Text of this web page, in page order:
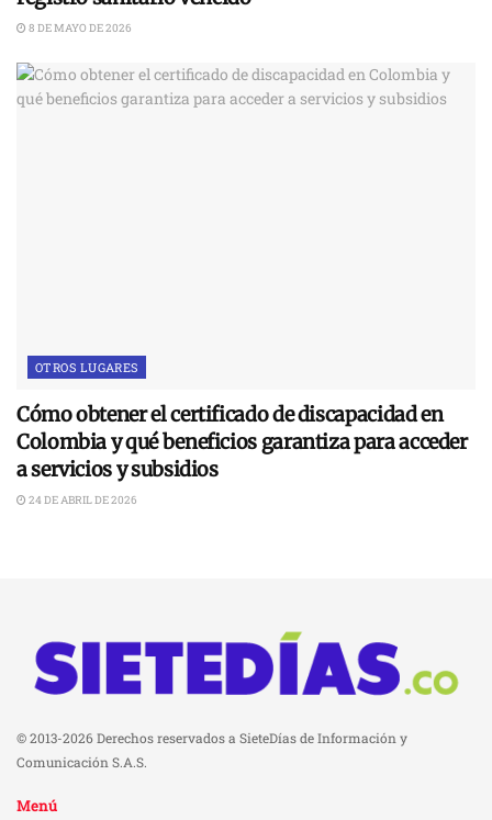
8 DE MAYO DE 2026
OTROS LUGARES
Cómo obtener el certificado de discapacidad en
Colombia y qué beneficios garantiza para acceder
a servicios y subsidios
24 DE ABRIL DE 2026
© 2013-2026 Derechos reservados a SieteDías de Información y
Comunicación S.A.S.
Menú